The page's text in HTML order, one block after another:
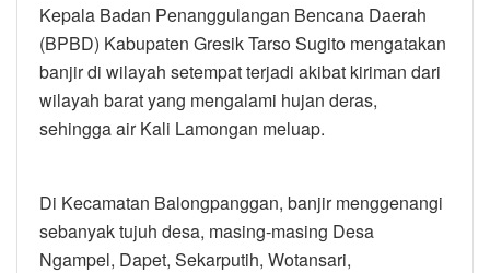
Kepala Badan Penanggulangan Bencana Daerah
(BPBD) Kabupaten Gresik Tarso Sugito mengatakan
banjir di wilayah setempat terjadi akibat kiriman dari
wilayah barat yang mengalami hujan deras,
sehingga air Kali Lamongan meluap.
Di Kecamatan Balongpanggan, banjir menggenangi
sebanyak tujuh desa, masing-masing Desa
Ngampel, Dapet, Sekarputih, Wotansari,